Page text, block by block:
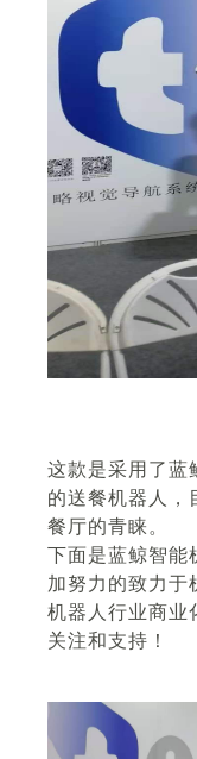
这款是采用了蓝
的送餐机器人，
餐厅的青睐。
下面是蓝鲸智能
加努力的致力于
机器人行业商业
关注和支持！